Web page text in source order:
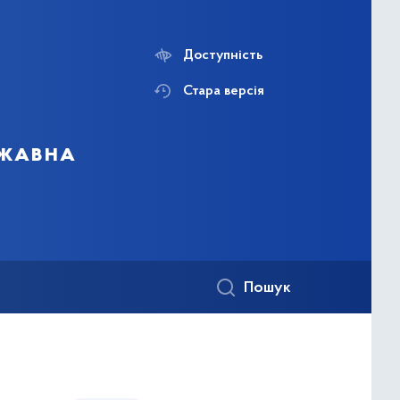
Доступність
Стара версія
Пошук